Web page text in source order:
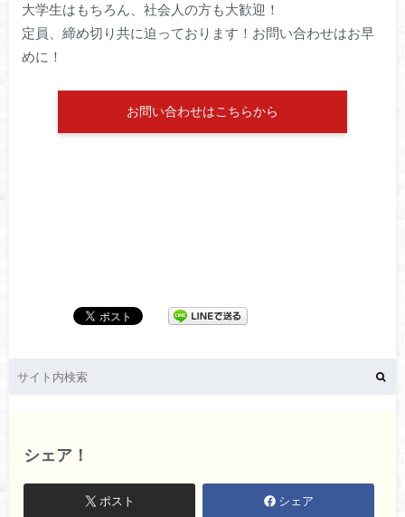
大学生はもちろん、社会人の方も大歓迎！
定員、締め切り共に迫っております！お問い合わせはお早
めに！
お問い合わせはこちらから
シェア！
ポスト シェア